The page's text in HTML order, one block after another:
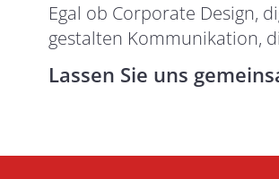
Egal ob Corporate Design,
gestalten Kommunikation,
Lassen Sie uns